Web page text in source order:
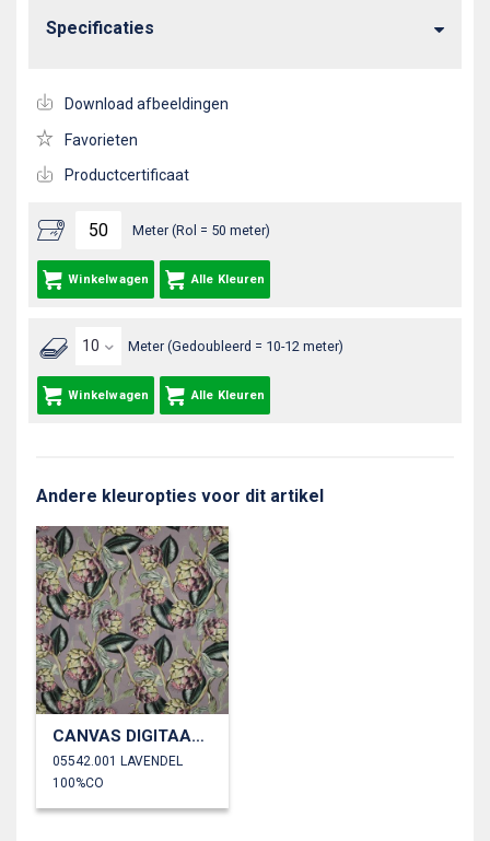
Meter (Rol = 50 meter)
Winkelwagen Alle Kleuren
Meter (Gedoubleerd = 10-12 meter)
Winkelwagen Alle Kleuren
Specificaties
Download afbeeldingen
Favorieten
Productcertificaat
Andere kleuropties voor dit artikel
CANVAS DIGITAAL ARTISJOKKEN
05542.001 LAVENDEL
100%CO